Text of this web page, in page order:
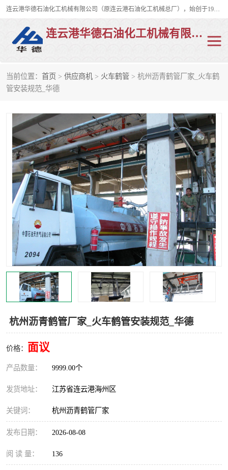
连云港华德石油化工机械有限公司（原连云港石油化工机械总厂），始创于1982年，是从事码头船用流体装卸臂、陆用流体装卸臂（鹤管）、活动梯、钢构平台、定量装车系统等全系列流体装卸设备的设计、制造、销售以及服务的专业供应商。
连云港华德石油化工机械有限公司
当前位置： 首页 > 供应商机 > 火车鹤管 > 杭州沥青鹤管厂家_火车鹤
管安装规范_华德
杭州沥青鹤管厂家_火车鹤管安装规范_华德
价格： 面议
产品数量： 9999.00个
发货地址： 江苏省连云港海州区
关键词： 杭州沥青鹤管厂家
发布日期： 2026-08-08
阅 读 量： 136
陆用流体装卸臂
液氨鹤管 液氯鹤管
LNG鹤管 活动梯
平台栈桥 卸车鹤管
装车鹤管 输油臂
紧急脱离干式接头 火车鹤管
汽车鹤管 顶部鹤管
底部鹤管 低温鹤管
浮动出油装置 鹤管